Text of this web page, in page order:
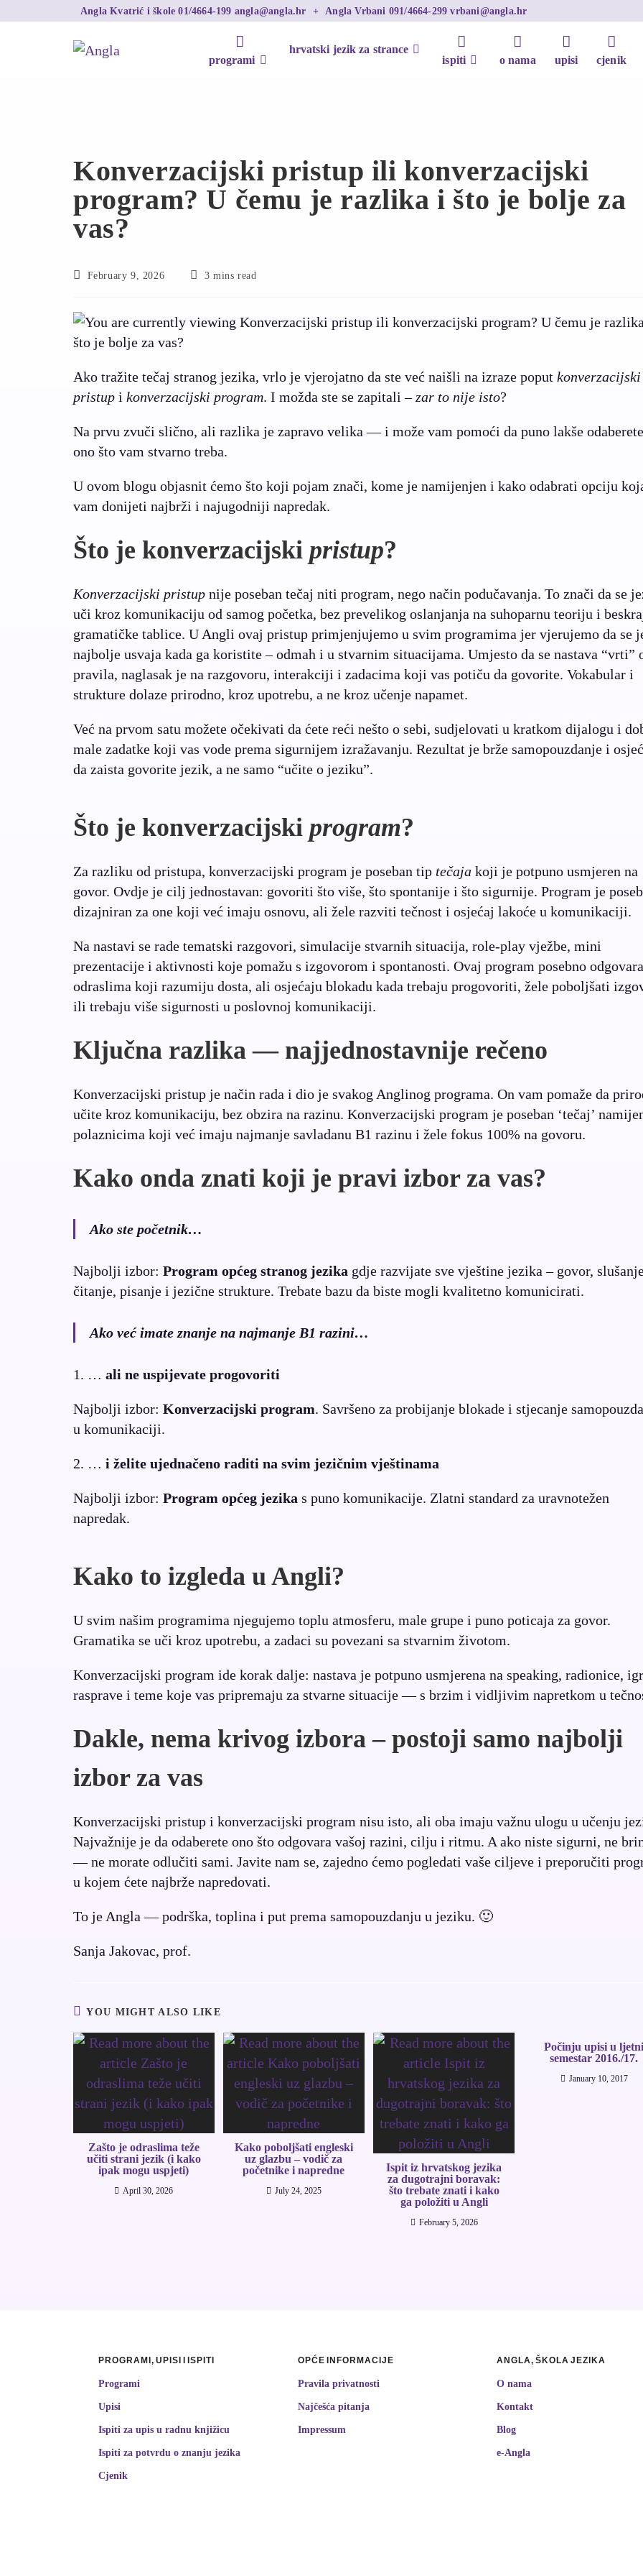
Angla Kvatrić i škole01/4664-199 angla@angla.hr + Angla Vrbani 091/4664-299vrbani@angla.hr
programi
hrvatski jezik za strance
ispiti
o nama upisi cjenik
Konverzacijski pristup ili konverzacijski
program? U čemu je razlika i što je bolje za
vas?
February 9, 2026 3 mins read
Ako tražite tečaj stranog jezika, vrlo je vjerojatno da ste već naišli na izraze poput konverzacijski
pristup i konverzacijski program. I možda ste se zapitali –zar to nije isto?
Na prvu zvuči slično, ali razlika je zapravo velika — i može vam pomoći da puno lakše odaberete
ono što vam stvarno treba.
U ovom blogu objasnit ćemo što koji pojam znači, kome je namijenjen i kako odabrati opciju
vam donijeti najbrži i najugodniji napredak.
Što je konverzacijski pristup?
Konverzacijski pristup nije poseban tečaj niti program, nego način podučavanja. To znači da se
uči kroz komunikaciju od samog početka, bez prevelikog oslanjanja na suhoparnu teoriju i
gramatičke tablice. U Angli ovaj pristup primjenjujemo u svim programima jer vjerujemo da se
najbolje usvaja kada ga koristite – odmah i u stvarnim situacijama. Umjesto da se nastava “vrti”
pravila, naglasak je na razgovoru, interakciji i zadacima koji vas potiču da govorite. Vokabular i
strukture dolaze prirodno, kroz upotrebu, a ne kroz učenje napamet.
Već na prvom satu možete očekivati da ćete reći nešto o sebi, sudjelovati u kratkom dijalogu i
male zadatke koji vas vode prema sigurnijem izražavanju. Rezultat je brže samopouzdanje i
da zaista govorite jezik, a ne samo “učite o jeziku”.
Što je konverzacijski program?
Za razliku od pristupa, konverzacijski program je poseban tip tečaja koji je potpuno usmjeren na
govor. Ovdje je cilj jednostavan: govoriti što više, što spontanije i što sigurnije. Program je
dizajniran za one koji već imaju osnovu, ali žele razviti tečnost i osjećaj lakoće u komunikaciji.
Na nastavi se rade tematski razgovori, simulacije stvarnih situacija, role-play vježbe, mini
prezentacije i aktivnosti koje pomažu s izgovorom i spontanosti. Ovaj program posebno odgovara
odraslima koji razumiju dosta, ali osjećaju blokadu kada trebaju progovoriti, žele poboljšati
ili trebaju više sigurnosti u poslovnoj komunikaciji.
Ključna razlika — najjednostavnije rečeno
Konverzacijski pristup je način rada i dio je svakog Anglinog programa. On vam pomaže da
učite kroz komunikaciju, bez obzira na razinu. Konverzacijski program je poseban ‘tečaj’
polaznicima koji već imaju najmanje savladanu B1 razinu i žele fokus 100% na govoru.
Kako onda znati koji je pravi izbor za vas?
Ako ste početnik…
Najbolji izbor: Program općeg stranog jezika gdje razvijate sve vještine jezika – govor,
čitanje, pisanje i jezične strukture. Trebate bazu da biste mogli kvalitetno komunicirati.
Ako već imate znanje na najmanje B1 razini…
1. … ali ne uspijevate progovoriti
Najbolji izbor: Konverzacijski program. Savršeno za probijanje blokade i stjecanje
u komunikaciji.
2. … i želite ujednačeno raditi na svim jezičnim vještinama
Najbolji izbor: Program općeg jezika s puno komunikacije. Zlatni standard za uravnotežen
napredak.
Kako to izgleda u Angli?
U svim našim programima njegujemo toplu atmosferu, male grupe i puno poticaja za govor.
Gramatika se uči kroz upotrebu, a zadaci su povezani sa stvarnim životom.
Konverzacijski program ide korak dalje: nastava je potpuno usmjerena na speaking, radionice,
rasprave i teme koje vas pripremaju za stvarne situacije — s brzim i vidljivim napretkom u
Dakle, nema krivog izbora – postoji samo najbolji
izbor za vas
Konverzacijski pristup i konverzacijski program nisu isto, ali oba imaju važnu ulogu u učenju
Najvažnije je da odaberete ono što odgovara vašoj razini, cilju i ritmu. A ako niste sigurni, ne
— ne morate odlučiti sami. Javite nam se, zajedno ćemo pogledati vaše ciljeve i preporučiti
u kojem ćete najbrže napredovati.
To je Angla — podrška, toplina i put prema samopouzdanju u jeziku. 🙂
Sanja Jakovac, prof.
YOU MIGHT ALSO LIKE
Zašto je odraslima teže
učiti strani jezik (i kako
ipak mogu uspjeti)
April 30, 2026
Kako poboljšati engleski
uz glazbu – vodič za
početnike i napredne
July 24, 2025
Ispit iz hrvatskog jezika
za dugotrajni boravak:
što trebate znati i kako
ga položiti u Angli
February 5, 2026
Počinju upisi u
semestar 2016./17.
January 10, 2017
PROGRAMI, UPISI I ISPITI
Programi
Upisi
Ispiti za upis u radnu knjižicu
Ispiti za potvrdu o znanju jezika
Cjenik
OPĆE INFORMACIJE
Pravila privatnosti
Najčešća pitanja
Impressum
ANGLA, ŠKOLA JEZIKA
O nama
Kontakt
Blog
e-Angla